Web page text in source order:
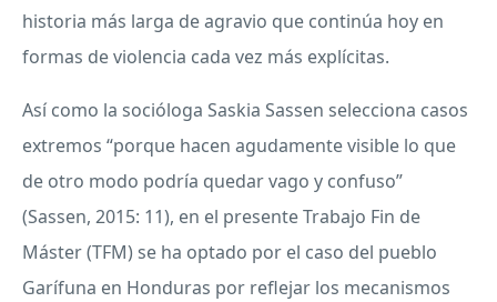
historia más larga de agravio que continúa hoy en
formas de violencia cada vez más explícitas.
Así como la socióloga Saskia Sassen selecciona casos
extremos “porque hacen agudamente visible lo que
de otro modo podría quedar vago y confuso”
(Sassen, 2015: 11), en el presente Trabajo Fin de
Máster (TFM) se ha optado por el caso del pueblo
Garífuna en Honduras por reflejar los mecanismos